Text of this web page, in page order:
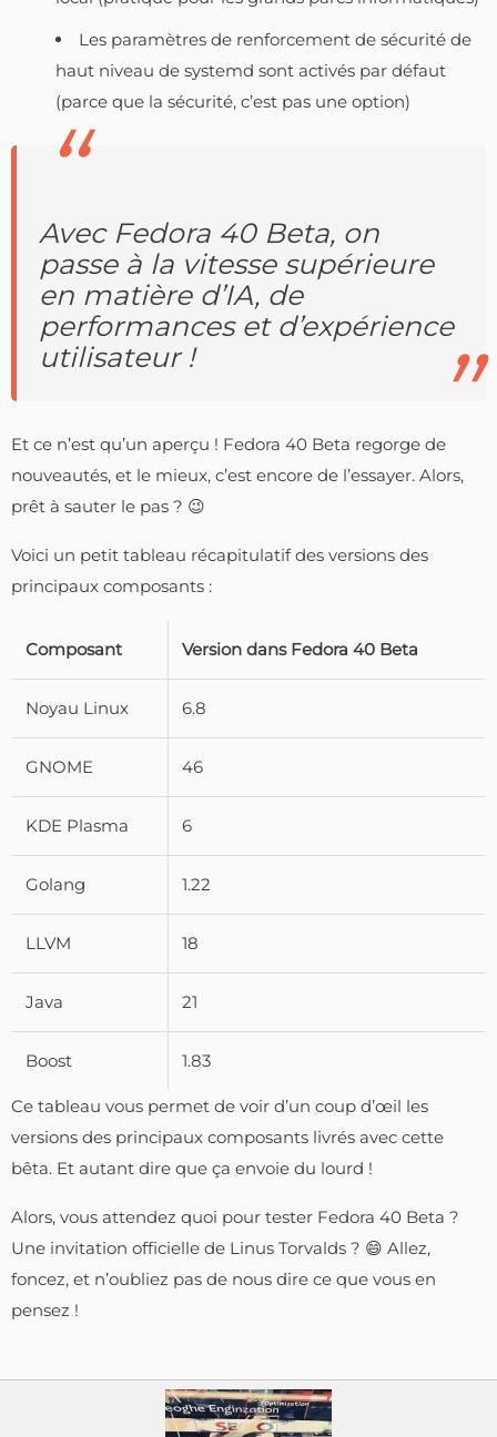
Les paramètres de renforcement de sécurité de
haut niveau de systemd sont activés par défaut
(parce que la sécurité, c’est pas une option)
Avec Fedora 40 Beta, on
passe à la vitesse supérieure
en matière d’IA, de
performances et d’expérience
utilisateur !
Et ce n’est qu’un aperçu ! Fedora 40 Beta regorge de
nouveautés, et le mieux, c’est encore de l’essayer. Alors,
prêt à sauter le pas ? 😉
Voici un petit tableau récapitulatif des versions des
principaux composants :
Composant Version dans Fedora 40 Beta
Noyau Linux 6.8
GNOME 46
KDE Plasma 6
Golang 1.22
LLVM 18
Java 21
Boost 1.83
Ce tableau vous permet de voir d’un coup d’œil les
versions des principaux composants livrés avec cette
bêta. Et autant dire que ça envoie du lourd !
Alors, vous attendez quoi pour tester Fedora 40 Beta ?
Une invitation officielle de Linus Torvalds ? 😄 Allez,
foncez, et n’oubliez pas de nous dire ce que vous en
pensez !